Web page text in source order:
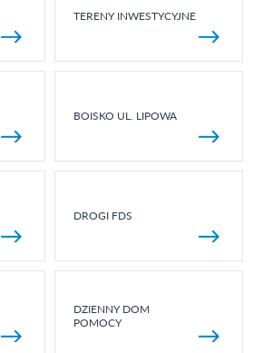
TERENY INWESTYCYJNE
BOISKO UL. LIPOWA
DROGI FDS
DZIENNY DOM
POMOCY